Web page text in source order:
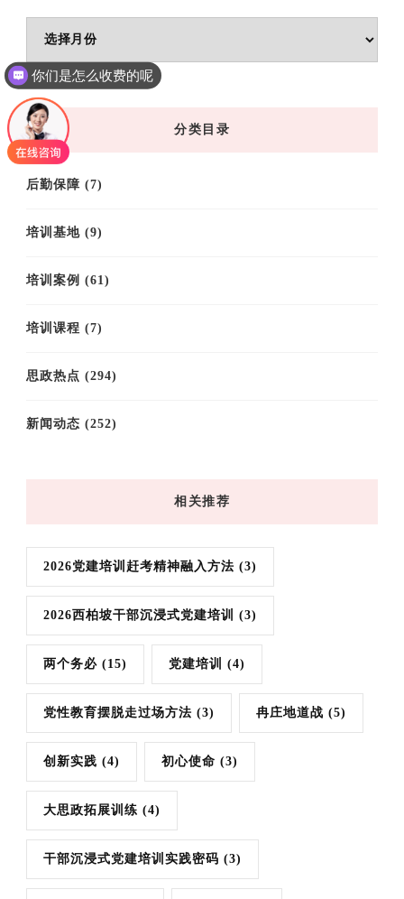
章
归
档
分类目录
后勤保障 (7)
培训基地 (9)
培训案例 (61)
培训课程 (7)
思政热点 (294)
新闻动态 (252)
相关推荐
2026党建培训赶考精神融入方法 (3)
2026西柏坡干部沉浸式党建培训 (3)
两个务必 (15) 党建培训 (4)
党性教育摆脱走过场方法 (3) 冉庄地道战 (5)
创新实践 (4) 初心使命 (3)
大思政拓展训练 (4)
干部沉浸式党建培训实践密码 (3)
现在有优惠活动吗